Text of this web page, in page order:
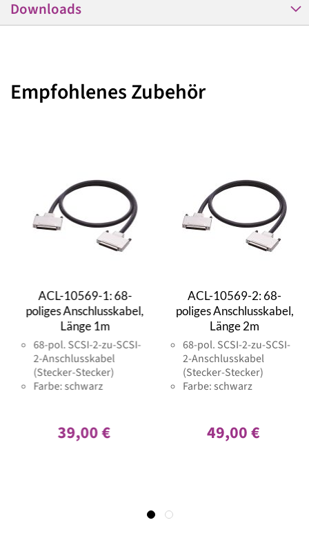
Downloads
Empfohlenes Zubehör
ACL-10569-1: 68-
poliges Anschlusskabel,
Länge 1m
68-pol. SCSI-2-zu-SCSI-
2-Anschlusskabel
(Stecker-Stecker)
Farbe: schwarz
39,00 €
ACL-10569-2: 68-
poliges Anschlusskabel,
Länge 2m
68-pol. SCSI-2-zu-SCSI-
2-Anschlusskabel
(Stecker-Stecker)
Farbe: schwarz
49,00 €